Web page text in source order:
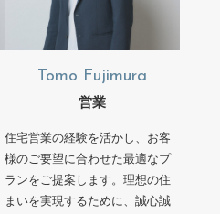
Tomo Fujimura
営業
住宅営業の経験を活かし、お客
様のご要望に合わせた最適なプ
ランをご提案します。理想の住
まいを実現するために、誠心誠